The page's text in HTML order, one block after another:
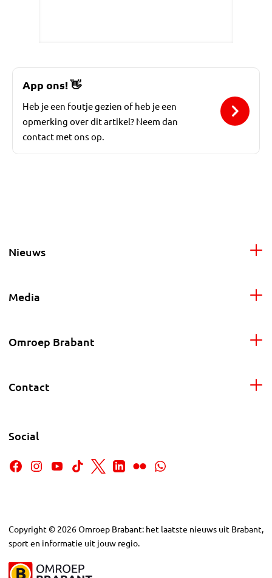
App ons!👋
Heb je een foutje gezien of heb je een
opmerking over dit artikel? Neem dan
contact met ons op.
Nieuws
Media
Omroep Brabant
Contact
Social
Copyright © 2026Omroep Brabant: het laatste nieuws uit Brabant,
sport en informatie uit jouw regio.